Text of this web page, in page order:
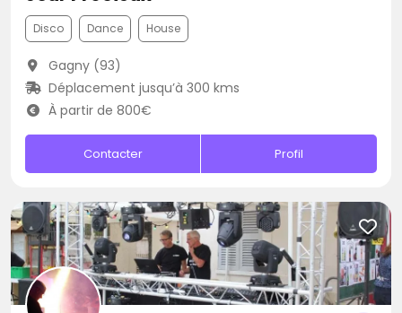
Disco Dance House
Gagny (93)
Déplacement jusqu’à 300 kms
À partir de 800€
Contacter Profil